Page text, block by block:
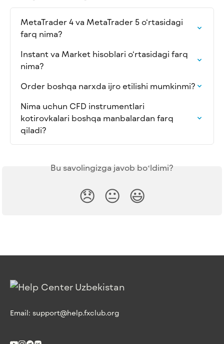
MetaTrader 4 va MetaTrader 5 o‘rtasidagi
farq nima?
Instant va Market hisoblari o‘rtasidagi farq
nima?
Order boshqa narxda ijro etilishi mumkinmi?
Nima uchun CFD instrumentlari
kotirovkalari boshqa manbalardan farq
qiladi?
Bu savolingizga javob boʻldimi?
😞 😐 😃
Email: support@help.fxclub.org